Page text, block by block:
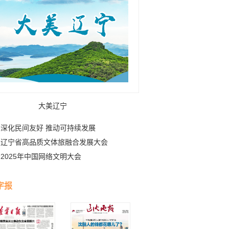
大美辽宁
深化民间友好 推动可持续发展
辽宁省高品质文体旅融合发展大会
2025年中国网络文明大会
报